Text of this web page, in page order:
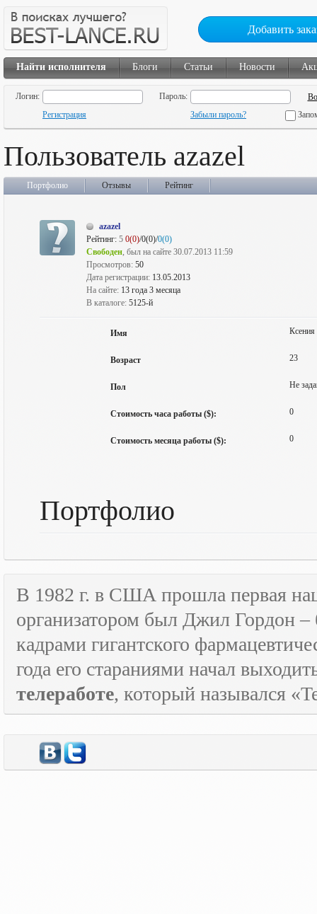
Добавить
Найти исполнителя Блоги Статьи Новости
Логин:
Пароль:
Регистрация
Забыли пароль?
Пользователь azazel
Портфолио Отзывы Рейтинг
azazel
Рейтинг: 5 0(0)/0(0)/0(0)
Свободен, был на сайте 30.07.2013 11:59
Просмотров: 50
Дата регистрации: 13.05.2013
На сайте: 13 года 3 месяца
В каталоге: 5125-й
Имя Ксения
Возраст 23
Пол Не
Стоимость часа работы ($): 0
Стоимость месяца работы ($): 0
Портфолио
В 1982 г. в США прошла первая
организатором был Джил Гордон –
кадрами гигантского
года его стараниями начал
телеработе, который назывался «